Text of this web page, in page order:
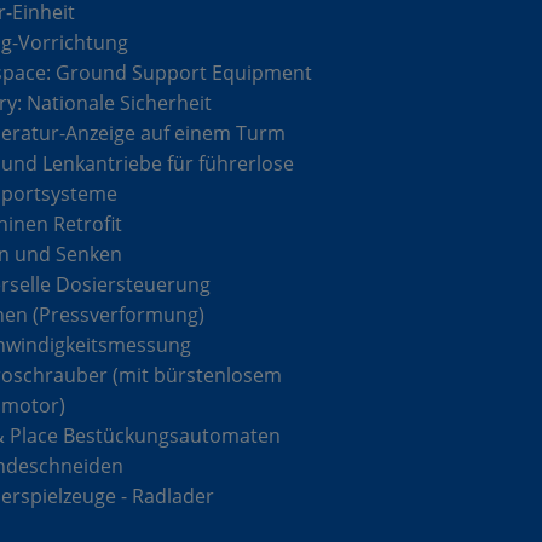
Einheit
Vorrichtung
Ground Support Equipment
Nationale Sicherheit
Anzeige auf einem Turm
und Lenkantriebe für führerlose
Retrofit
und Senken
Dosiersteuerung
(Pressverformung)
(mit bürstenlosem
Place Bestückungsautomaten
- Radlader